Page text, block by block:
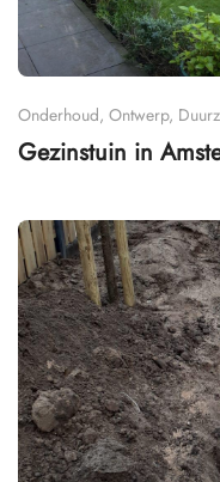
Onderhoud, Ontwerp,
Gezinstuin in